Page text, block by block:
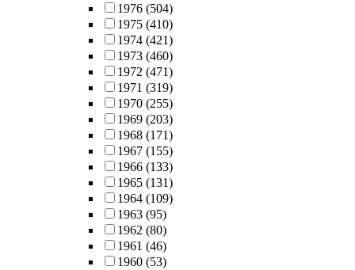
1976 (504)
1975 (410)
1974 (421)
1973 (460)
1972 (471)
1971 (319)
1970 (255)
1969 (203)
1968 (171)
1967 (155)
1966 (133)
1965 (131)
1964 (109)
1963 (95)
1962 (80)
1961 (46)
1960 (53)